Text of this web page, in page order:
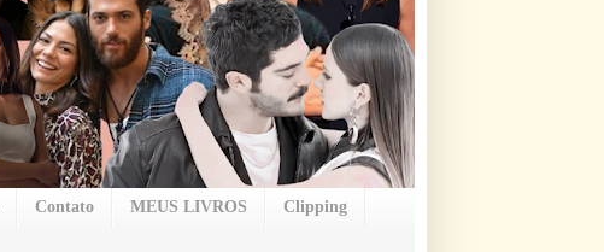
Contato MEUS LIVROS Clipping